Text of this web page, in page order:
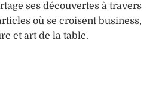
ses découvertes à travers
où se croisent business,
et art de la table.